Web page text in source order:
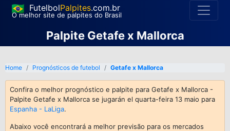
FutelbolPalpites.com.br
O melhor site de palpites do Brasil
Palpite Getafe x Mallorca
Home Prognósticos de futebol Getafe x Mallorca
Confira o melhor prognóstico e palpite para Getafe x Mallorca -
Palpite Getafe x Mallorca se jugarán el quarta-feira 13 maio para
Espanha - LaLiga.
Abaixo você encontrará a melhor previsão para os mercados